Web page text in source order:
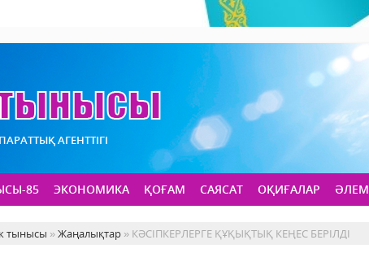
АГЕНТТІГІ
85 ЭКОНОМИКА ҚОҒАМ САЯСАТ ОҚИҒАЛАР ӘЛЕМ
тынысы »Жаңалықтар » КӘСІПКЕРЛЕРГЕ ҚҰҚЫҚТЫҚ КЕҢЕС БЕРІЛДІ